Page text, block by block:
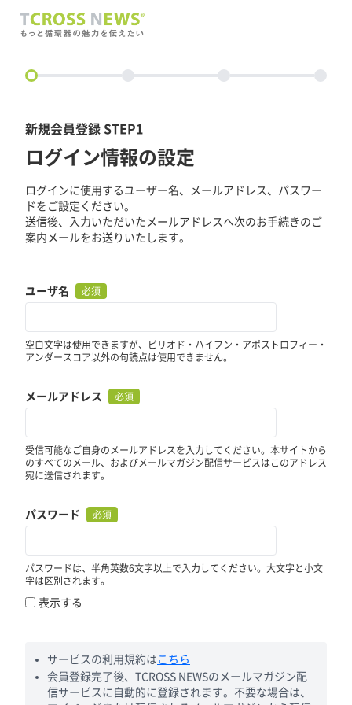
circle
新規会員登録 STEP1
ログイン情報の設定
ログインに使用するユーザー名、メールアドレス、パスワー
ドをご設定ください。
送信後、入力いただいたメールアドレスへ次のお手続きのご
案内メールをお送りいたします。
ユーザ名 必須
空白文字は使用できますが、ピリオド・ハイフン・アポストロフィー・
アンダースコア以外の句読点は使用できません。
メールアドレス 必須
受信可能なご自身のメールアドレスを入力してください。本サイトから
のすべてのメール、およびメールマガジン配信サービスはこのアドレス
宛に送信されます。
パスワード 必須
パスワードは、半角英数6文字以上で入力してください。大文字と小文
字は区別されます。
表示する
サービスの利用規約は こちら
会員登録完了後、TCROSS NEWSのメールマガジン配
信サービスに自動的に登録されます。不要な場合は、